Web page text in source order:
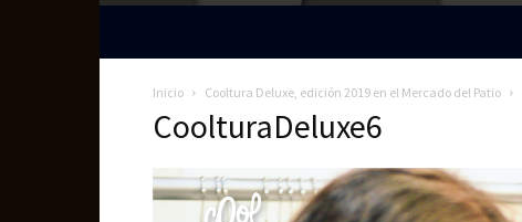
Inicio Cooltura Deluxe, edición 2019 en el Mercado del Patio
CoolturaDeluxe6